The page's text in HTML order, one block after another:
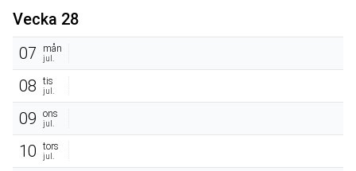
Vecka 28
07
mån
jul.
08 tis
jul.
09 ons
jul.
10 tors
jul.